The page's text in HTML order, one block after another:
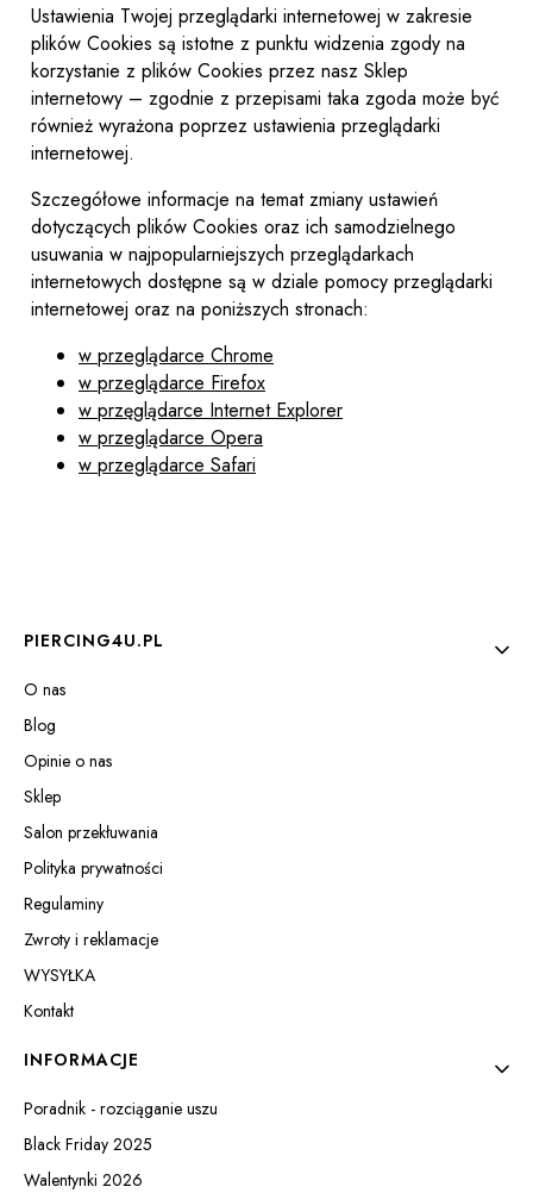
Ustawienia Twojej przeglądarki internetowej w zakresie
plików Cookies są istotne z punktu widzenia zgody na
korzystanie z plików Cookies przez nasz Sklep
internetowy – zgodnie z przepisami taka zgoda może być
również wyrażona poprzez ustawienia przeglądarki
internetowej.
Szczegółowe informacje na temat zmiany ustawień
dotyczących plików Cookies oraz ich samodzielnego
usuwania w najpopularniejszych przeglądarkach
internetowych dostępne są w dziale pomocy przeglądarki
internetowej oraz na poniższych stronach:
w przeglądarce Chrome
w przeglądarce Firefox
w przęglądarce Internet Explorer
w przeglądarce Opera
w przeglądarce Safari
Linki w stopce
PIERCING4U.PL
O nas
Blog
Opinie o nas
Sklep
Salon przekłuwania
Polityka prywatności
Regulaminy
Zwroty i reklamacje
WYSYŁKA
Kontakt
INFORMACJE
Poradnik - rozciąganie uszu
Black Friday 2025
Walentynki 2026